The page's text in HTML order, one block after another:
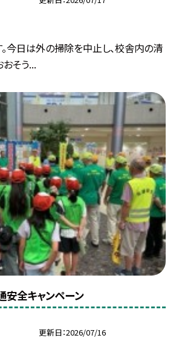
今日は外の掃除を中止し、校舎内の清
おそう...
安全キャンペーン
更新日 2026/07/16